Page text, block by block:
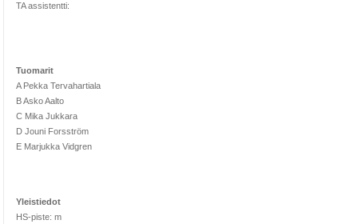
TA assistentti:
Tuomarit
A Pekka Tervahartiala
B Asko Aalto
C Mika Jukkara
D Jouni Forsström
E Marjukka Vidgren
Yleistiedot
HS-piste: m